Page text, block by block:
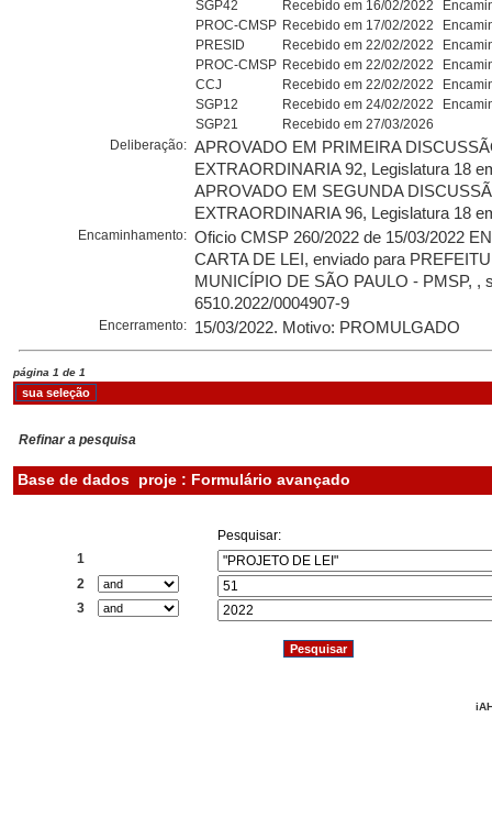
SGP42
Recebido em 16/02/2022
PROC-CMSP Recebido em 17/02/2022
PRESID
Recebido em 22/02/2022
PROC-CMSP Recebido em 22/02/2022
CCJ
Recebido em 22/02/2022
SGP12
Recebido em 24/02/2022
SGP21
Recebido em 27/03/2026
Deliberação: APROVADO EM PRIMEIRA
EXTRAORDINARIA 92, Legislatura 18
APROVADO EM SEGUNDA
EXTRAORDINARIA 96, Legislatura 18
Encaminhamento: Oficio CMSP 260/2022 de 15/03/2022
CARTA DE LEI, enviado para
MUNICÍPIO DE SÃO PAULO - PMSP, ,
6510.2022/0004907-9
Encerramento: 15/03/2022. Motivo: PROMULGADO
página 1 de 1
Refinar a pesquisa
Base de dados proje : Formulário avançado
Pesquisar:
1
2
3